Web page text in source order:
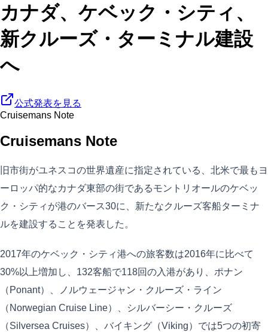
カナダ、ケベック・シティ、
新クルーズ・ターミナル建設
へ
公式発表を見る
Cruisemans Note
Cruisemans Note
旧市街がユネスコの世界遺産に指定されている、北米で最もヨ
ーロッパ的なカナダ東部の街であるモントリオールのケベッ
ク・シティが港のバース30に、新たなクルーズ客船ターミナ
ルを建設することを発表した。
2017年のケベック・シティ港への旅客数は2016年に比べて
30%以上増加し、132客船で118回の入港があり、ポナン
（Ponant）、ノルウェージャン・クルーズ・ライン
（Norwegian Cruise Line）、シルバーシー・クルーズ
（Silversea Cruises）、バイキング（Viking）では5つの初寄